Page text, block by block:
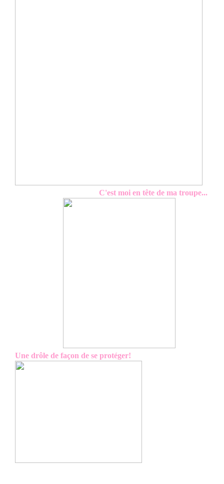
C'est moi en tête
Une drôle de façon de se protéger!